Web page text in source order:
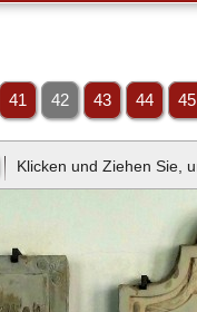
41 42 43 44 45